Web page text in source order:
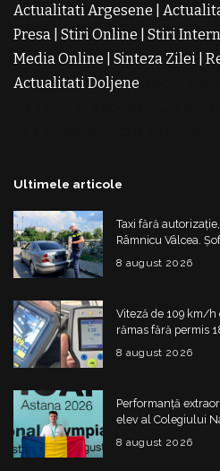
Actualitati Argesene
Presa
Stiri Online Stiri
Media Online
Sinteza Zilei
Actualitati Doljene
Ultimele articole
Taxi fără
Râmnicu Vâlcea.
8 august 2026
Viteză de 109 km/
rămas fără permis
8 august 2026
Performanță
elev al Colegiului
Internațională de
8 august 2026